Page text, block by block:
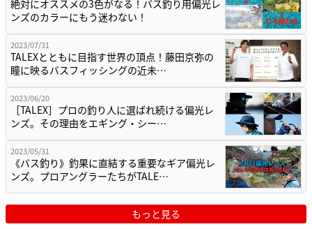
絶対にオススメの3色がなる！バス釣り用偏光レ
ンズのカラーにもう迷わない！
2023/07/31
TALEXとともに目指す世界の頂点！藤田京弥の
瞳に映るバスフィッシングの近未…
2023/06/20
［TALEX］プロの釣り人に選ばれ続ける偏光レ
ンズ。その理由をエギング・シー…
2023/05/31
《バス釣り》釣果に直結する重要なギア偏光レ
ンズ。プロアングラーたちがTALE…
もっと見る